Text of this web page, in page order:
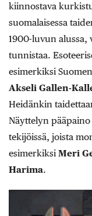
kiinnostava
suomalaisessa
1900-luvun alussa,
tunnistaa.
esimerkiksi
Akseli Gallen-
Heidänkin
Näyttelyn
tekijöissä, joista
esimerkiksi Meri
Harima.